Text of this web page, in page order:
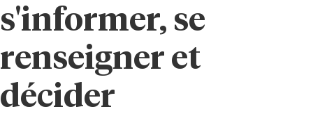
s'informer, se
renseigner et
décider